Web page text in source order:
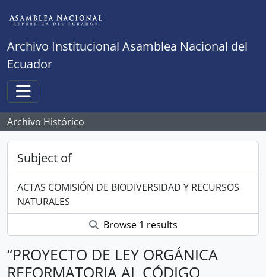
Archivo Institucional Asamblea Nacional del
Ecuador
Toggle navigation
Archivo Histórico
Subject of
ACTAS COMISIÓN DE BIODIVERSIDAD Y RECURSOS
NATURALES
Browse 1 results
“PROYECTO DE LEY ORGÁNICA
REFORMATORIA AL CÓDIGO